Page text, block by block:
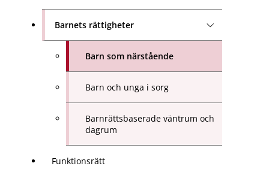
Barnets rättigheter
Barn som närstående
Barn och unga i sorg
Barnrättsbaserade väntrum och
dagrum
Funktionsrätt